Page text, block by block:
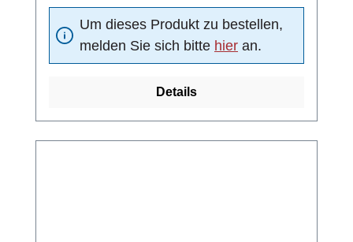
Absperrventil/beidseitig dichtendMaterial
(Kugeldichtung): DelrinNenndruck: PN 25 bar
Um dieses Produkt zu bestellen,
melden Sie sich bitte hier an.
Details